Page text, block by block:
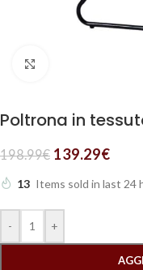
Poltrona in
198.99€ 139.29€
13 Items sold in last 24
- +